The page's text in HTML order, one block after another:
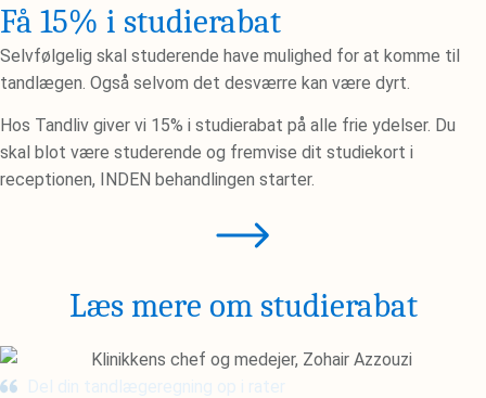
Få 15% i studierabat​
Selvfølgelig skal studerende have mulighed for at komme til
tandlægen. Også selvom det desværre kan være dyrt.
Hos Tandliv giver vi 15% i studierabat på alle frie ydelser. Du
skal blot være studerende og fremvise dit studiekort i
receptionen, INDEN behandlingen starter.
Læs mere om studierabat
Del din tandlægeregning op i rater